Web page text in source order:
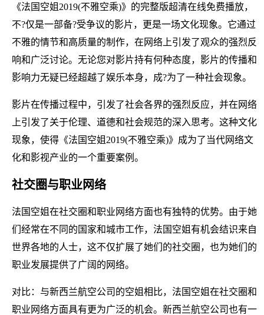
《法国空姐2019(不雅空乘)》的完整版超清在线免费播放，
不?仅是一部备?受争议的影片，更是一场文化现象。它通过
不雅的情节和高质量的制作，在网络上引发了观众的强烈反
响和广泛讨论。无论您对影片持有何种态度，影片的传播和
影响力无疑已经超越了娱乐本身，成?为了一种社会现象。
影片在传播过程中，引发了社会各界的强烈反应，并在网络
上引发了关于伦理、道德和社会规范的深入思考。这种文化
现象，使得《法国空姐2019(不雅空乘)》成为了当代网络文
化和影视产业的一个重要案例。
社交圈与职业网络
法国空姐在社交圈和职业网络方面也有独特的优势。由于她
们经常在不同的国家和城市工作，法国空姐有机会结识来自
世界各地的人士，这不仅扩展了她们的社交圈，也为她们的
职业发展提供了广阔的网络。
对比：与新西兰航空公司的空姐相比，法国空姐在社交圈和
职业网络方面具有更为广泛的机会。新西兰航空公司也有一